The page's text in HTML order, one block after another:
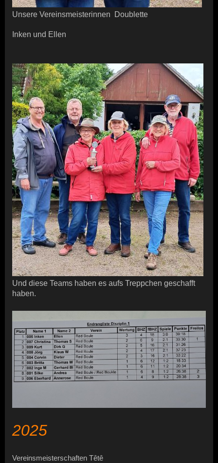
Unsere Vereinsmeisterinnen Doublette
Inken und Ellen
Und diese Teams haben es aufs Treppchen geschafft
haben.
2025
Vereinsmeisterschaften Têtê